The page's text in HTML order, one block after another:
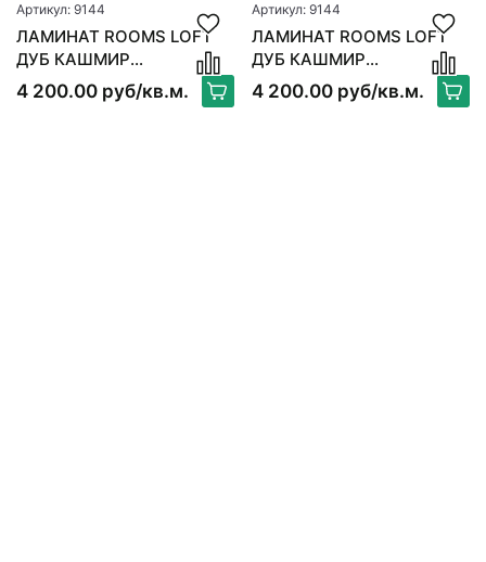
Артикул: 9144
ЛАМИНАТ ROOMS LOFT
ДУБ КАШМИР
ЗОЛОТИСТЫЙ R1022A
4 200.00 руб/кв.м.
Артикул: 9144
ЛАМИНАТ ROOMS LOFT
ДУБ КАШМИР
ЗОЛОТИСТЫЙ R1022A
4 200.00 руб/кв.м.